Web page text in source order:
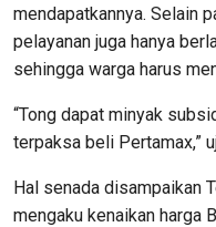
mendapatkannya. Selain
pelayanan juga hanya
sehingga warga harus
“Tong dapat minyak
terpaksa beli Pertamax,”
Hal senada disampaikan
mengaku kenaikan harga